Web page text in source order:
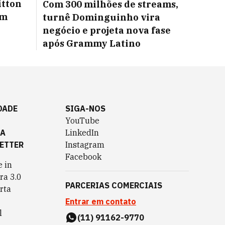
Com 300 milhões de streams,
turnê Dominguinho vira
negócio e projeta nova fase
após Grammy Latino
in
3.0
SIGA-NOS
YouTube
LinkedIn
Instagram
Facebook
PARCERIAS COMERCIAIS
Entrar em contato
(11) 91162-9770